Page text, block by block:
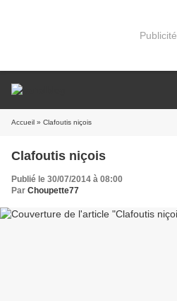
Publicité
Accueil » Clafoutis niçois
Clafoutis niçois
Publié le 30/07/2014 à 08:00
Par Choupette77